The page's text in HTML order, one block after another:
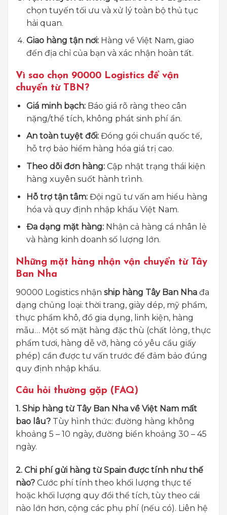
chọn tuyến tối ưu và xử lý toàn bộ thủ tục
hải quan.
Giao hàng tận nơi:Hàng về Việt Nam, giao
đến địa chỉ của bạn và xác nhận hoàn tất.
Vì sao chọn 90000 Logistics để vận
chuyển từ TBN?
Giá minh bạch:Báo giá rõ ràng theo cân
nặng/thể tích, không phát sinh phí ẩn.
An toàn tuyệt đối:Đóng gói chuẩn quốc tế,
hỗ trợ bảo hiểm hàng hóa giá trị cao.
Theo dõi đơn hàng:Cập nhật trạng thái kiện
hàng xuyên suốt hành trình.
Hỗ trợ tận tâm:Đội ngũ tư vấn am hiểu hàng
hóa và quy định nhập khẩu Việt Nam.
Đa dạng mặt hàng:Nhận cả hàng cá nhân lẻ
và hàng kinh doanh số lượng lớn.
Những mặt hàng nhận vận chuyển từ Tây
Ban Nha
90000 Logistics nhận ship hàng Tây Ban Nha đa
dạng chủng loại: thời trang, giày dép, mỹ phẩm,
thực phẩm khô, đồ gia dụng, linh kiện, hàng
mẫu… Một số mặt hàng đặc thù (chất lỏng, thực
phẩm tươi, hàng dễ vỡ, hàng có yêu cầu giấy
phép) cần được tư vấn trước để đảm bảo đúng
quy định nhập khẩu.
Câu hỏi thường gặp (FAQ)
1. Ship hàng từ Tây Ban Nha về Việt Nam mất
bao lâu? Tùy hình thức: đường hàng không
khoảng 5 – 10 ngày, đường biển khoảng 30 – 45
ngày.
2. Chi phí gửi hàng từ Spain được tính như thế
nào? Cước phí tính theo khối lượng thực tế
hoặc khối lượng quy đổi thể tích, tùy theo cái
nào lớn hơn, cộng các phụ phí (nếu có). Liên hệ